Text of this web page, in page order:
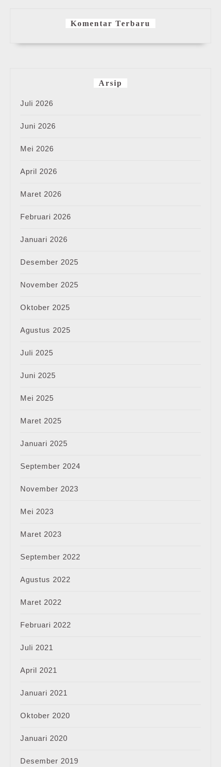
Komentar Terbaru
Arsip
Juli 2026
Juni 2026
Mei 2026
April 2026
Maret 2026
Februari 2026
Januari 2026
Desember 2025
November 2025
Oktober 2025
Agustus 2025
Juli 2025
Juni 2025
Mei 2025
Maret 2025
Januari 2025
September 2024
November 2023
Mei 2023
Maret 2023
September 2022
Agustus 2022
Maret 2022
Februari 2022
Juli 2021
April 2021
Januari 2021
Oktober 2020
Januari 2020
Desember 2019